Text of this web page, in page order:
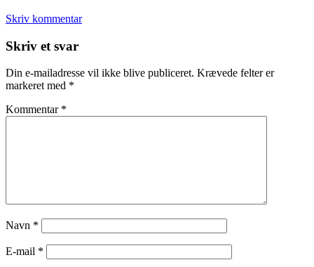
Skriv kommentar
Læserinteraktioner
Skriv et svar
Din e-mailadresse vil ikke blive publiceret. Krævede felter er
markeret med *
Kommentar *
Navn *
E-mail *